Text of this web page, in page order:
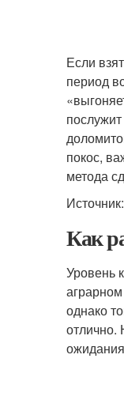
Если
период
покос,
метода
Источник:
Как
Уровень
однако
отлично.